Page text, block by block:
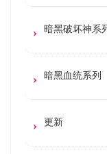
暗黑破坏神系
暗黑血统系列
更新